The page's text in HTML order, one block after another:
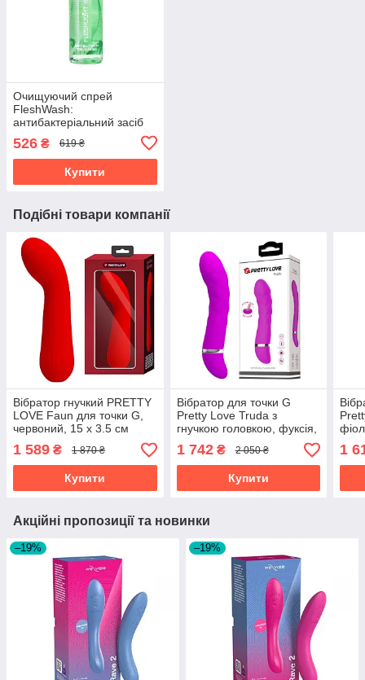
Очищуючий спрей
FleshWash:
антибактеріальний засіб
(100мл)
526 ₴ 619 ₴
Купити
Подібні товари компанії
Вібратор гнучкий PRETTY
LOVE Faun для точки G,
червоний, 15 х 3.5 см
1 589 ₴ 1 870 ₴
Купити
Вібратор для точки G
Pretty Love Truda з
гнучкою головкою, фуксія,
18.8 х 3.5 см
1 742₴ 2 050 ₴
Купити
1
Акційні пропозиції та новинки
–19% –19%